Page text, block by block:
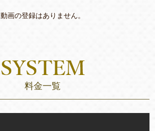
動画の登録はありません。
料金一覧